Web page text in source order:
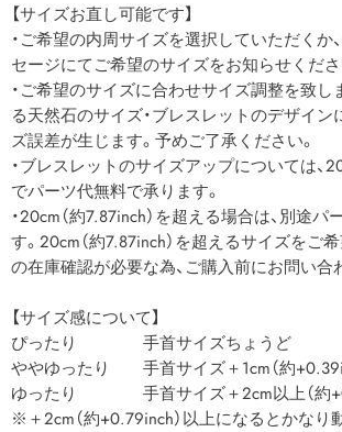
【サイズお直し可能です】
・ご希望の内周サイズを選択していただくか
セージにてご希望のサイズをお知らせくださ
・ご希望のサイズに合わせサイズ調整を致し
る天然石のサイズ・ブレスレットのデザイ
ズ誤差が生じます。予めご了承ください。
・ブレスレットのサイズアップについては、
でパーツ代無料で承ります。
・20cm（約7.87inch）を超える場合は、別途
す。20cm（約7.87inch）を超えるサイズをご
の在庫確認が必要な為、ご購入前にお問い合
【サイズ感について】
ぴったり 手首サイズちょうど
ややゆったり 手首サイズ＋1cm（約
ゆったり 手首サイズ＋2cm以上（約
※＋2cm（約+0.79inch）以上になるとかなり